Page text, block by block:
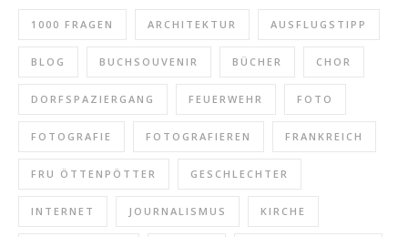
1000 FRAGEN ARCHITEKTUR AUSFLUGSTIPP
BLOG BUCHSOUVENIR BÜCHER CHOR
DORFSPAZIERGANG FEUERWEHR FOTO
FOTOGRAFIE FOTOGRAFIEREN FRANKREICH
FRU ÖTTENPÖTTER GESCHLECHTER
INTERNET JOURNALISMUS KIRCHE